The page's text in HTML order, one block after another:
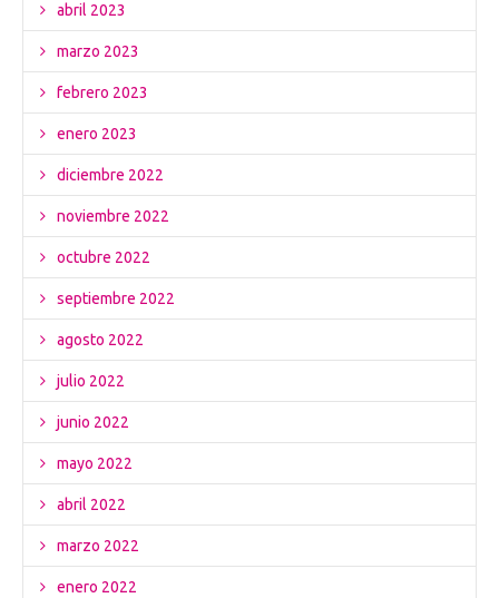
abril 2023
marzo 2023
febrero 2023
enero 2023
diciembre 2022
noviembre 2022
octubre 2022
septiembre 2022
agosto 2022
julio 2022
junio 2022
mayo 2022
abril 2022
marzo 2022
enero 2022